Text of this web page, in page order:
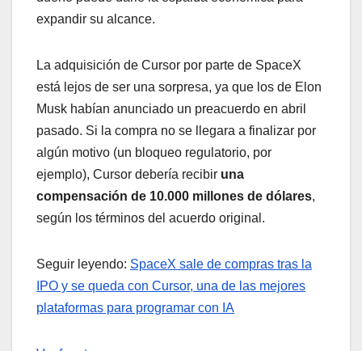
expandir su alcance.
La adquisición de Cursor por parte de SpaceX
está lejos de ser una sorpresa, ya que los de Elon
Musk habían anunciado un preacuerdo en abril
pasado. Si la compra no se llegara a finalizar por
algún motivo (un bloqueo regulatorio, por
ejemplo), Cursor debería recibir una
compensación de 10.000 millones de dólares,
según los términos del acuerdo original.
Seguir leyendo: SpaceX sale de compras tras la
IPO y se queda con Cursor, una de las mejores
plataformas para programar con IA